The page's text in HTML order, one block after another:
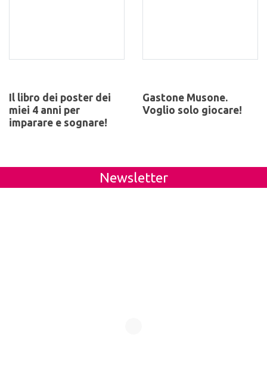
Il libro dei poster dei
miei 4 anni per
imparare e sognare!
Gastone Musone.
Voglio solo giocare!
Newsletter